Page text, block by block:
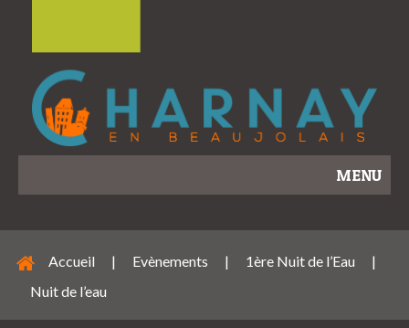
MENU
Accueil | Evènements | 1ère Nuit de l’Eau
|
Nuit de l’eau